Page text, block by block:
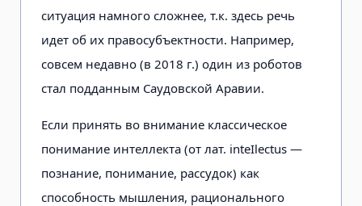
ситуация намного сложнее, т.к. здесь речь
идет об их правосубъектности. Например,
совсем недавно (в 2018 г.) один из роботов
стал подданным Саудовской Аравии.
Если принять во внимание классическое
понимание интеллекта (от лат. іnteIlectus —
познание, понимание, рассудок) как
способность мышления, рационального